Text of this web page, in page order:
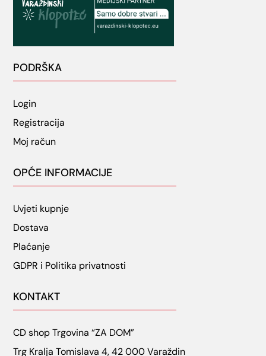
PODRŠKA
Login
Registracija
Moj račun
OPĆE INFORMACIJE
Uvjeti kupnje
Dostava
Plaćanje
GDPR i Politika privatnosti
KONTAKT
CD shop Trgovina “ZA DOM”
Trg Kralja Tomislava 4, 42 000 Varaždin